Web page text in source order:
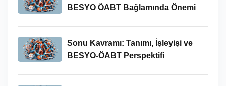
BESYO ÖABT Bağlamında Önemi
Sonu Kavramı: Tanımı, İşleyişi ve
BESYO-ÖABT Perspektifi